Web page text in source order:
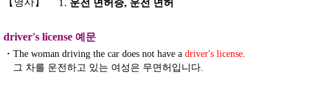
1. 운전 면허증, 운전 면허
driver's license 예문
・ The woman driving the car does not have a driver's license.
그 차를 운전하고 있는 여성은 무면허입니다.